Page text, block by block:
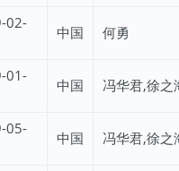
02-
中国 何勇
01-
中国 冯华君,徐之
05-
中国 冯华君,徐之